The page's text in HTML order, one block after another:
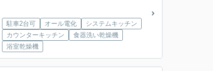
駐車2台可 オール電化
システムキッチン
カウンターキッチン
食器洗い乾燥機
浴室乾燥機